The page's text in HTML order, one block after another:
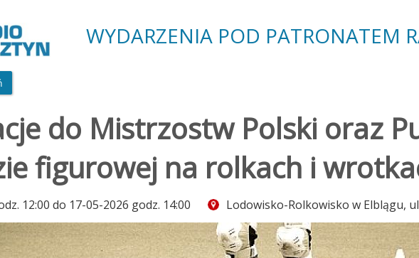
WYDARZENIA POD PATRONATEM
do Mistrzostw Polski oraz
figurowej na rolkach i
12:00 do 17-05-2026 godz. 14:00 Lodowisko-Rolkowisko w Elblągu,